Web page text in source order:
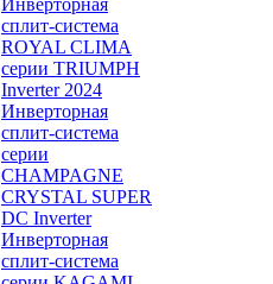
Инверторная
сплит-система
ROYAL CLIMA
серии TRIUMPH
Inverter 2024
Инверторная
сплит-система
серии
CHAMPAGNE
CRYSTAL SUPER
DC Inverter
Инверторная
сплит-система